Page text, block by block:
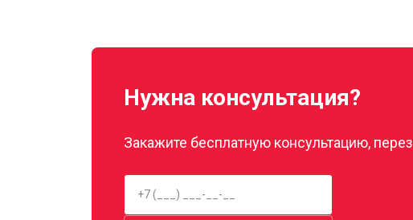
Нужна консультация?
Закажите бесплатную консультацию,